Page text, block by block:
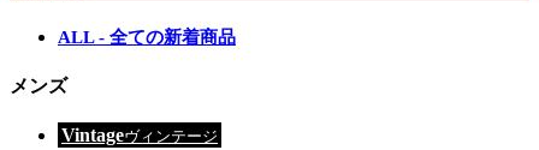
ALL - 全ての新着商品
メンズ
Vintageヴィンテージ